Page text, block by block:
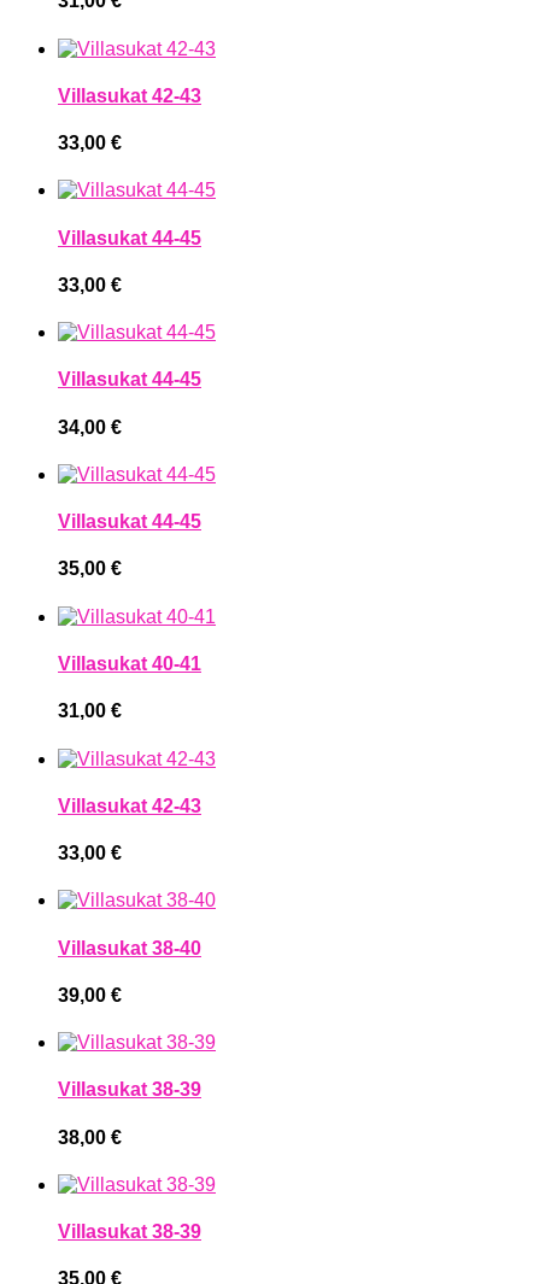
Villasukat 42-43
33,00 €
Villasukat 44-45
33,00 €
Villasukat 44-45
34,00 €
Villasukat 44-45
35,00 €
Villasukat 40-41
31,00 €
Villasukat 42-43
33,00 €
Villasukat 38-40
39,00 €
Villasukat 38-39
38,00 €
Villasukat 38-39
35,00 €